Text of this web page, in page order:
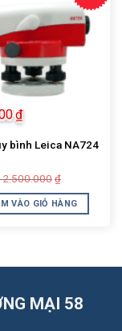
bình Leica NA724
₫
là:
₫
tại
là:
VÀO GIỎ HÀNG
MẠI 58